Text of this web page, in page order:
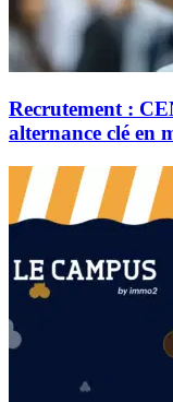
Recrutement :
alternance clé en